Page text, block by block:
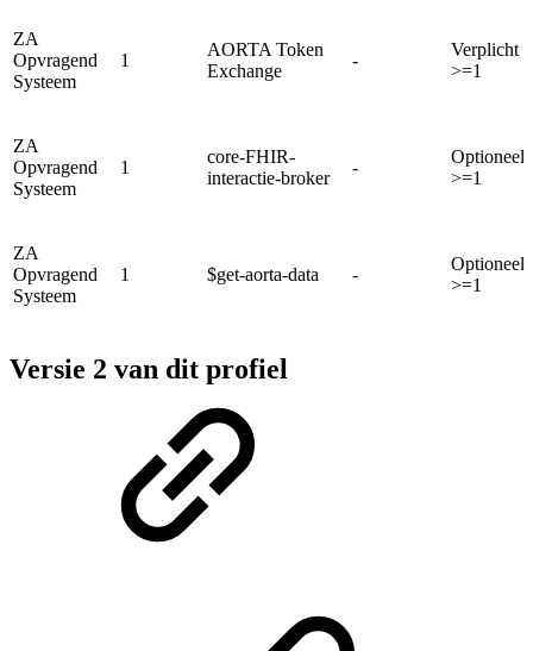
ZA
Opvragend
Systeem
1
AORTA Token
Exchange
-
Verplicht
>=1
ZA
Opvragend
Systeem
1
core-FHIR-
interactie-broker
-
Optioneel
>=1
ZA
Opvragend
Systeem
1 $get-aorta-data -
Optioneel
>=1
Versie 2 van dit profiel